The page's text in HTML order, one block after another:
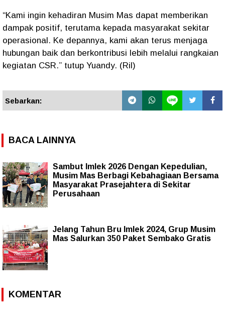
“Kami ingin kehadiran Musim Mas dapat memberikan
dampak positif, terutama kepada masyarakat sekitar
operasional. Ke depannya, kami akan terus menjaga
hubungan baik dan berkontribusi lebih melalui rangkaian
kegiatan CSR.” tutup Yuandy. (Ril)
Sebarkan:
BACA LAINNYA
Sambut Imlek 2026 Dengan Kepedulian,
Musim Mas Berbagi Kebahagiaan Bersama
Masyarakat Prasejahtera di Sekitar
Perusahaan
Jelang Tahun Bru Imlek 2024, Grup Musim
Mas Salurkan 350 Paket Sembako Gratis
KOMENTAR